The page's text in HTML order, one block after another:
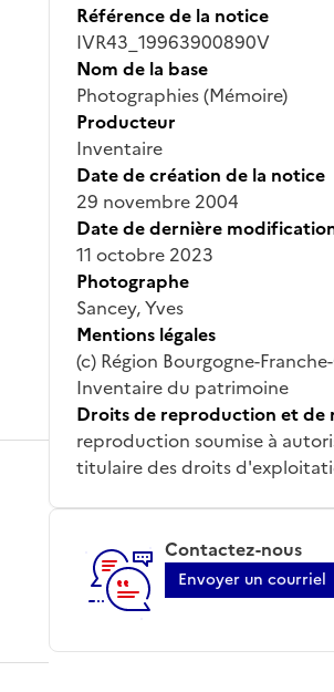
Référence de la notice
IVR43_19963900890V
Nom de la base
Photographies (Mémoire)
Producteur
Inventaire
Date de création de la notice
29 novembre 2004
Date de dernière
11 octobre 2023
Photographe
Sancey, Yves
Mentions légales
(c) Région Bourgogne-
Inventaire du patrimoine
Droits de reproduction et de
reproduction soumise à
titulaire des droits
Contactez-nous
Envoyer un courriel